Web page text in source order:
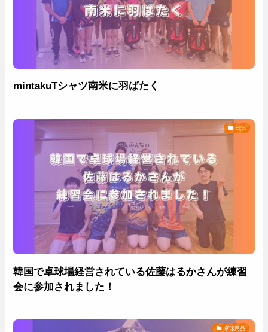
mintakuTシャツ南米に羽ばたく
日記
韓国で卓球場経営されている佐藤はるかさんが練習
会に参加されました！
卓球用品